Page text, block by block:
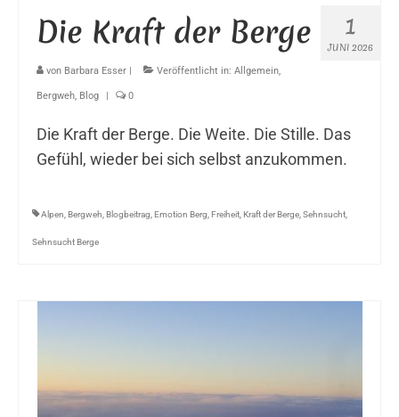
1
JUNI 2026
Die Kraft der Berge
von Barbara Esser Veröffentlicht in: Allgemein,
Bergweh, Blog 0
Die Kraft der Berge. Die Weite. Die Stille. Das
Gefühl, wieder bei sich selbst anzukommen.
Alpen,Bergweh,Blogbeitrag,Emotion Berg,Freiheit,Kraft der Berge,Sehnsucht,
Sehnsucht Berge